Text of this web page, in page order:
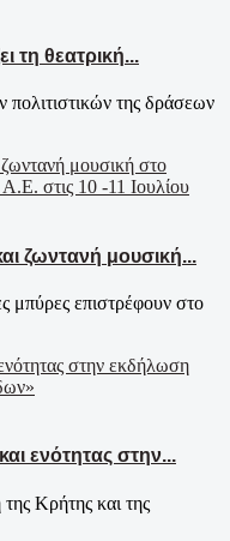
τη θεατρική...
της δράσεων
ζωντανή μουσική...
μπύρες επιστρέφουν στο
ενότητας στην...
Κρήτης και της